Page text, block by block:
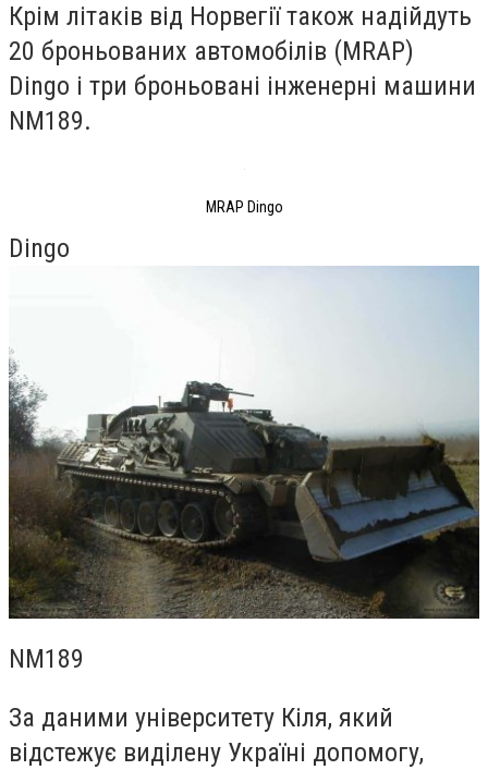
Крім літаків від Норвегії також надійдуть
20 броньованих автомобілів (MRAP)
Dingo і три броньовані інженерні машини
NM189.
MRAP Dingo
Dingo
NM189
За даними університету Кіля, який
відстежує виділену Україні допомогу,